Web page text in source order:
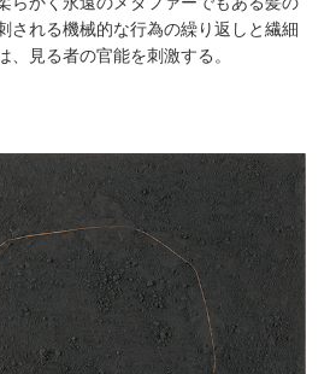
される機械的な行為の繰り返しと繊細
、見る者の官能を刺激する。